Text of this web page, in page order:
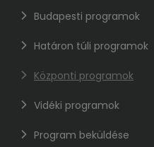
Budapesti programok
Határon túli programok
Központi programok
Vidéki programok
Program beküldése